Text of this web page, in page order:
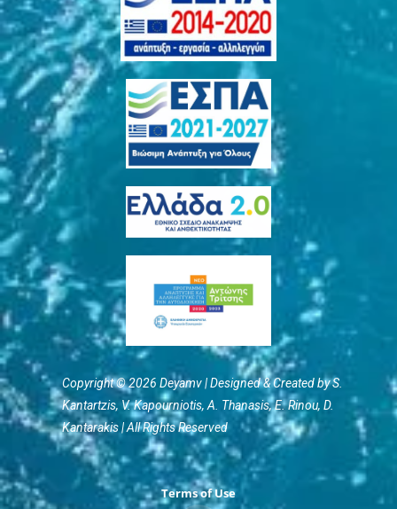
Copyright © 2026 Deyamv | Designed & Created by S.
Kantartzis, V. Kapourniotis, Α. Thanasis, E. Rinou, D.
Kantarakis | All Rights Reserved
Terms of Use